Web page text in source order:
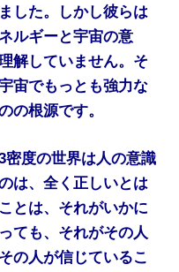
した。しかし彼らは
ルギーと宇宙の意
解していません。そ
宙でもっとも強力な
の根源です。
密度の世界は人の意識
は、全く正しいとは
とは、それがいかに
ても、それがその人
の人が信じているこ